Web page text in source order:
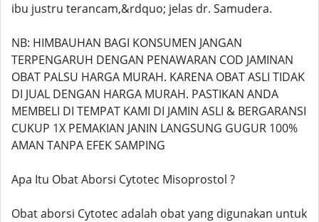
ibu justru terancam,&rdquo; jelas dr. Samudera.
NB: HIMBAUHAN BAGI KONSUMEN JANGAN
TERPENGARUH DENGAN PENAWARAN COD JAMINAN
OBAT PALSU HARGA MURAH. KARENA OBAT ASLI TIDAK
DI JUAL DENGAN HARGA MURAH. PASTIKAN ANDA
MEMBELI DI TEMPAT KAMI DI JAMIN ASLI & BERGARANSI
CUKUP 1X PEMAKIAN JANIN LANGSUNG GUGUR 100%
AMAN TANPA EFEK SAMPING
Apa Itu Obat Aborsi Cytotec Misoprostol ?
Obat aborsi Cytotec adalah obat yang digunakan untuk